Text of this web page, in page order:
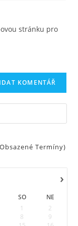
stránku pro
Termíny)
›
SO
NE
1
2
8
9